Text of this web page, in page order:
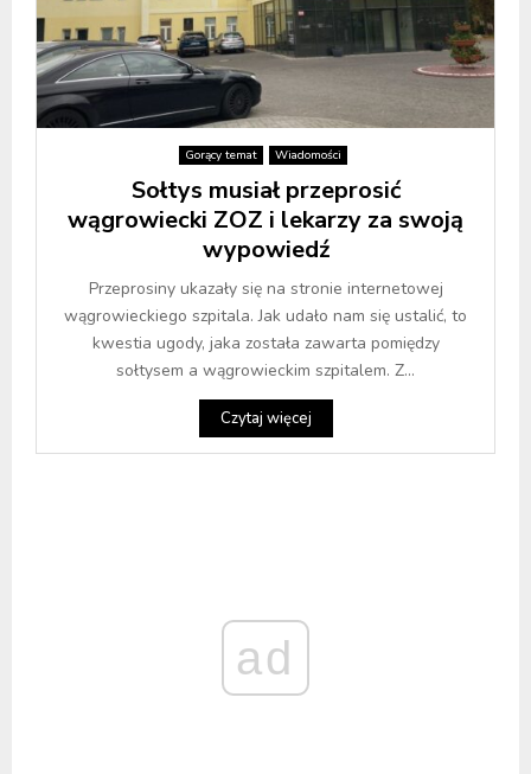
Gorący temat Wiadomości
Sołtys musiał przeprosić
wągrowiecki ZOZ i lekarzy za swoją
wypowiedź
Przeprosiny ukazały się na stronie internetowej
wągrowieckiego szpitala. Jak udało nam się ustalić, to
kwestia ugody, jaka została zawarta pomiędzy
sołtysem a wągrowieckim szpitalem. Z...
Czytaj więcej
ad